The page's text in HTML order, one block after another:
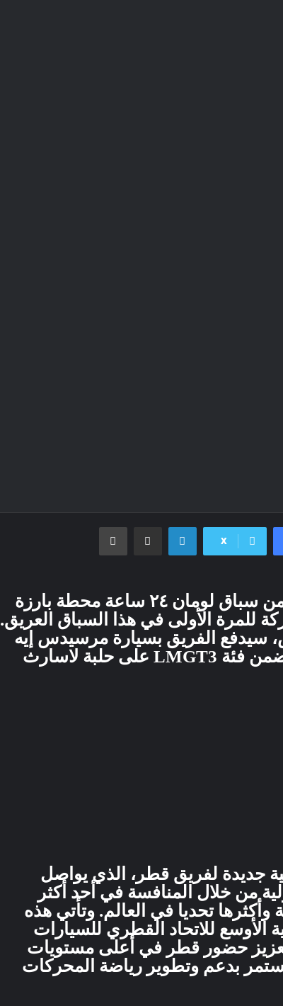
X
لينكدإن مشاركة عبر البريد طباعة
تمثل النسخة الرابعة والتسعون من سباق لومان ٢٤ ساعة محطة بارزة
للمرة الأولى في هذا السباق العريق.
سيدفع الفريق بسيارة مرسيدس إيه
إم چي موتورسپورت للمنافسة ضمن فئة LMGT3 على حلبة لاسارث
جديدة لفريق قطر، الذي يواصل
من خلال المنافسة في أحد أكثر
تحديا في العالم. وتأتي هذه
الأوسع للاتحاد القطري للسيارات
تعزيز حضور قطر في أعلى مستويات
بدعم وتطوير رياضة المحركات